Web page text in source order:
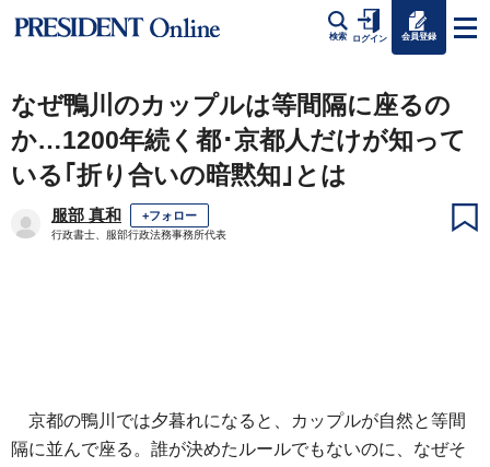
検索 ログイン 会員登録
なぜ鴨川のカップルは等間隔に座るの
か…1200年続く都･京都人だけが知って
いる｢折り合いの暗黙知｣とは
服部 真和 +フォロー
行政書士、服部行政法務事務所代表
京都の鴨川では夕暮れになると、カップルが自然と等間
隔に並んで座る。誰が決めたルールでもないのに、なぜそ